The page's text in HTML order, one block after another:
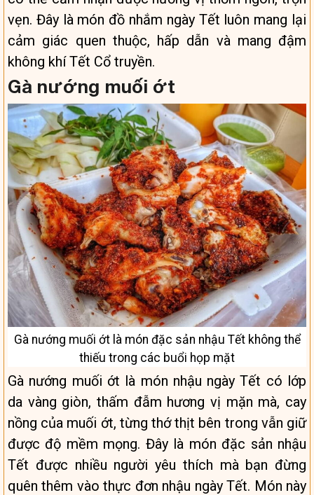
vẹn. Đây là món đồ nhắm ngày Tết luôn mang lại
cảm giác quen thuộc, hấp dẫn và mang đậm
không khí Tết Cổ truyền.
Gà nướng muối ớt
Gà nướng muối ớt là món đặc sản nhậu Tết không thể
thiếu trong các buổi họp mặt
Gà nướng muối ớt là món nhậu ngày Tết có lớp
da vàng giòn, thấm đẫm hương vị mặn mà, cay
nồng của muối ớt, từng thớ thịt bên trong vẫn giữ
được độ mềm mọng. Đây là món đặc sản nhậu
Tết được nhiều người yêu thích mà bạn đừng
quên thêm vào thực đơn nhậu ngày Tết. Món này